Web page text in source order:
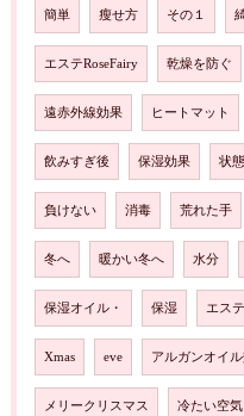
簡単 瘦せ方 その１
エステRoseFairy 乾燥を防ぐ
遠赤外線効果 ヒートマット
飲みすぎ後 保湿効果 状態
負けない 消毒 荒れた手
冬へ 暖かい冬へ 水分
保湿オイル・ 保湿 エス
Xmas eve アルガンオイ
メリークリスマス 冷たい空気